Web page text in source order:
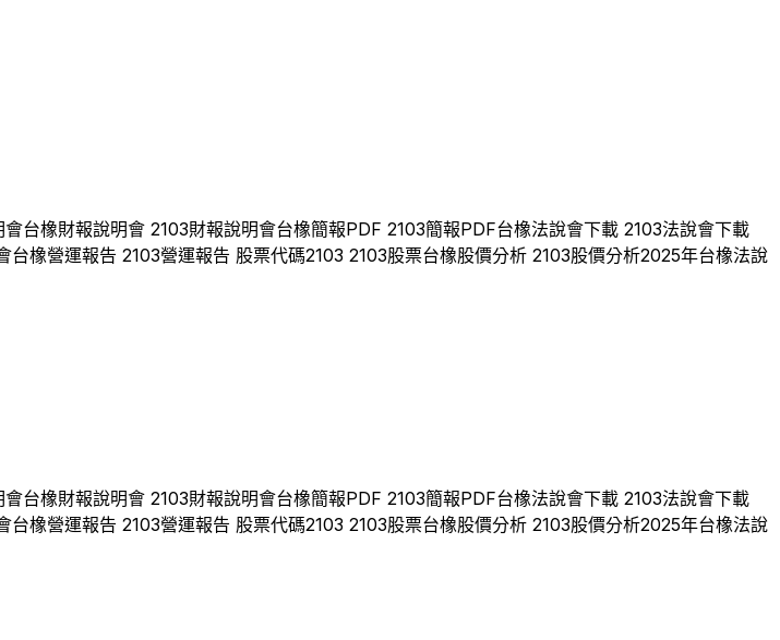
會台橡財報說明會 2103財報說明會台橡簡報PDF 2103簡報PDF台橡法說會下載 2103法說會下載
台橡營運報告 2103營運報告 股票代碼2103 2103股票台橡股價分析 2103股價分析2025年台橡法說
會台橡財報說明會 2103財報說明會台橡簡報PDF 2103簡報PDF台橡法說會下載 2103法說會下載
台橡營運報告 2103營運報告 股票代碼2103 2103股票台橡股價分析 2103股價分析2025年台橡法說